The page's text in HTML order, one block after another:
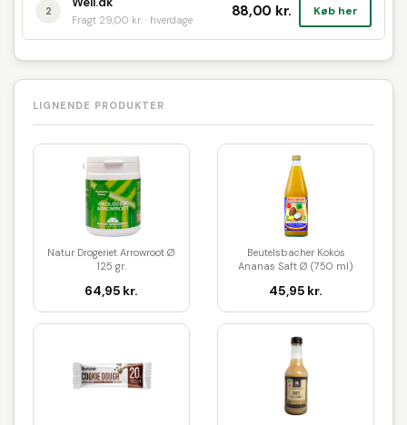
2
Fragt 29,00 kr. · hverdage 88,00 kr. Køb her
LIGNENDE PRODUKTER
Natur Drogeriet Arrowroot Ø
125 gr.
64,95 kr.
Beutelsbacher Kokos
Ananas Saft Ø (750 ml)
45,95 kr.